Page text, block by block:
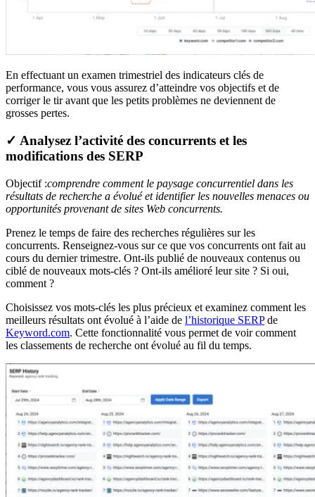
En effectuant un examen trimestriel des indicateurs clés de
performance, vous vous assurez d’atteindre vos objectifs et de
corriger le tir avant que les petits problèmes ne deviennent de
grosses pertes.
✓ Analysez l’activité des concurrents et les
modifications des SERP
Objectif :comprendre comment le paysage concurrentiel dans les
résultats de recherche a évolué et identifier les nouvelles menaces ou
opportunités provenant de sites Web concurrents.
Prenez le temps de faire des recherches régulières sur les
concurrents. Renseignez-vous sur ce que vos concurrents ont fait au
cours du dernier trimestre. Ont-ils publié de nouveaux contenus ou
ciblé de nouveaux mots-clés ? Ont-ils amélioré leur site ? Si oui,
comment ?
Choisissez vos mots-clés les plus précieux et examinez comment les
meilleurs résultats ont évolué à l’aide de l’historique SERPde
Keyword.com. Cette fonctionnalité vous permet de voir comment
les classements de recherche ont évolué au fil du temps.